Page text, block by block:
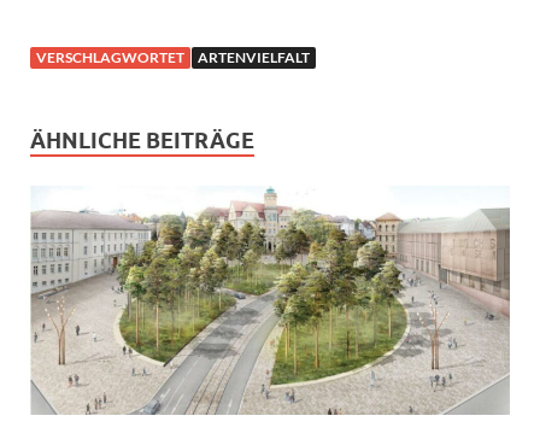
VERSCHLAGWORTET ARTENVIELFALT
ÄHNLICHE BEITRÄGE